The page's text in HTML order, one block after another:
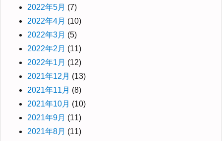
2022年5月 (7)
2022年4月 (10)
2022年3月 (5)
2022年2月 (11)
2022年1月 (12)
2021年12月 (13)
2021年11月 (8)
2021年10月 (10)
2021年9月 (11)
2021年8月 (11)